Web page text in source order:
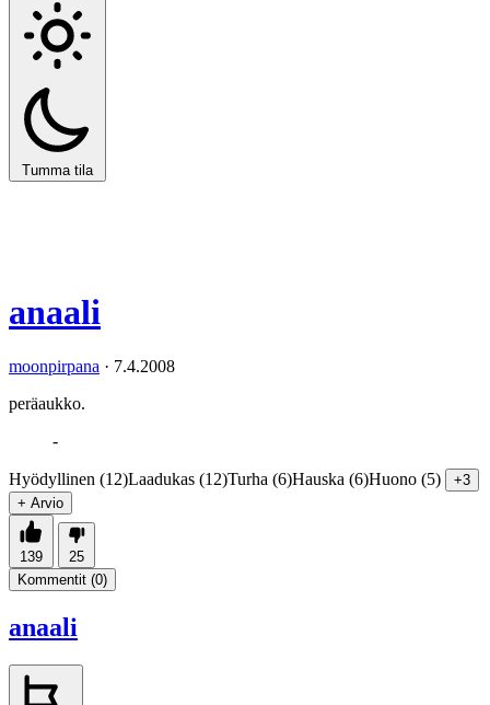
Tumma tila
anaali
moonpirpana · 7.4.2008
peräaukko.
-
Hyödyllinen (12)Laadukas (12)Turha (6)Hauska (6)Huono (5)
+3
+ Arvio
139
25
Kommentit (0)
anaali